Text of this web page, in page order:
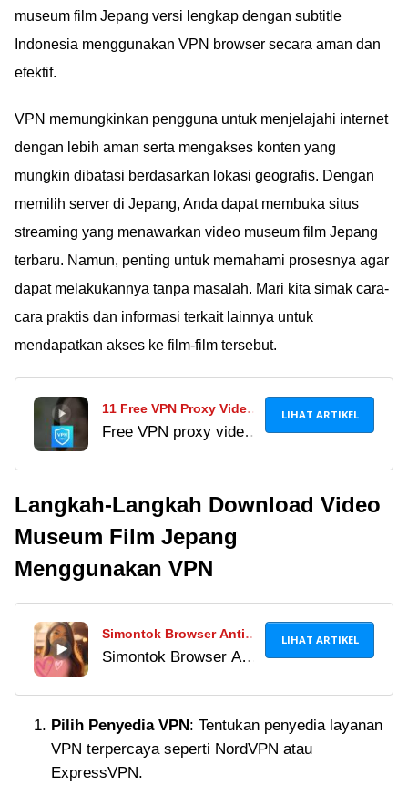
museum film Jepang versi lengkap dengan subtitle
Indonesia menggunakan VPN browser secara aman dan
efektif.
VPN memungkinkan pengguna untuk menjelajahi internet
dengan lebih aman serta mengakses konten yang
mungkin dibatasi berdasarkan lokasi geografis. Dengan
memilih server di Jepang, Anda dapat membuka situs
streaming yang menawarkan video museum film Jepang
terbaru. Namun, penting untuk memahami prosesnya agar
dapat melakukannya tanpa masalah. Mari kita simak cara-
cara praktis dan informasi terkait lainnya untuk
mendapatkan akses ke film-film tersebut.
11 Free VPN Proxy Video
Indonesia Viral Video
Free VPN proxy video
juga blue proxy gratis
& VPN nonton video
gratis Indonesia tanpa
ribet!
LIHAT ARTIKEL
Langkah-Langkah Download Video
Museum Film Jepang
Menggunakan VPN
Simontok Browser Anti
Blokir v.1.0.2 2024 Link
Simontok Browser Anti
khusus untuk
mengakses situs-situs
bokeh yang terblokir.
LIHAT ARTIKEL
Pilih Penyedia VPN: Tentukan penyedia layanan
VPN terpercaya seperti NordVPN atau
ExpressVPN.